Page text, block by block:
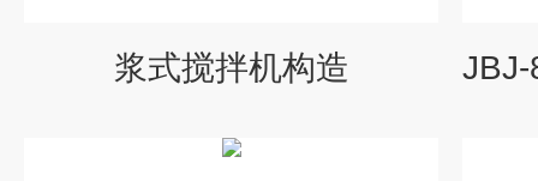
浆式搅拌机构造